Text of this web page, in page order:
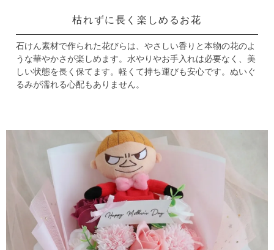
枯れずに長く楽しめるお花
石けん素材で作られた花びらは、やさしい香りと本物の花のよ
うな華やかさが楽しめます。 水やりやお手入れは必要なく、美
しい状態を長く保てます。 軽くて持ち運びも安心です。ぬいぐ
るみが濡れる心配もありません。